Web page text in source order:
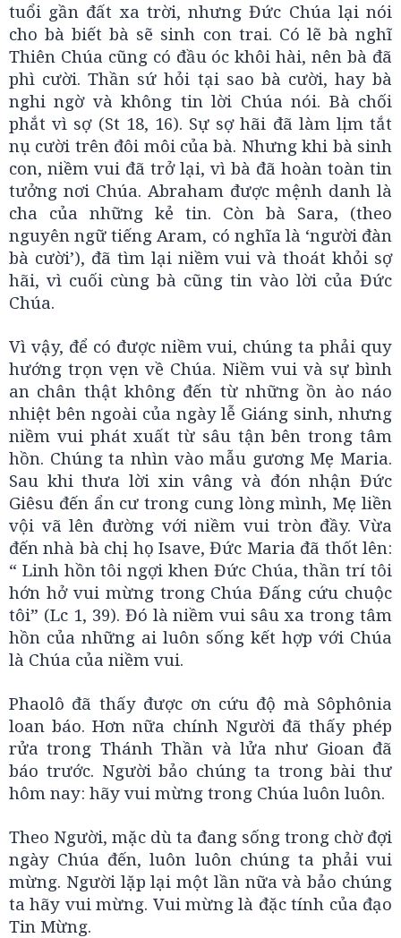
tuổi gần đất xa trời, nhưng Đức Chúa lại nói
cho bà biết bà sẽ sinh con trai. Có lẽ bà nghĩ
Thiên Chúa cũng có đầu óc khôi hài, nên bà đã
phì cười. Thần sứ hỏi tại sao bà cười, hay bà
nghi ngờ và không tin lời Chúa nói. Bà chối
phắt vì sợ (St 18, 16). Sự sợ hãi đã làm lịm tắt
nụ cười trên đôi môi của bà. Nhưng khi bà sinh
con, niềm vui đã trở lại, vì bà đã hoàn toàn tin
tưởng nơi Chúa. Abraham được mệnh danh là
cha của những kẻ tin. Còn bà Sara, (theo
nguyên ngữ tiếng Aram, có nghĩa là ‘người đàn
bà cười’), đã tìm lại niềm vui và thoát khỏi sợ
hãi, vì cuối cùng bà cũng tin vào lời của Đức
Chúa.
Vì vậy, để có được niềm vui, chúng ta phải quy
hướng trọn vẹn về Chúa. Niềm vui và sự bình
an chân thật không đến từ những ồn ào náo
nhiệt bên ngoài của ngày lễ Giáng sinh, nhưng
niềm vui phát xuất từ sâu tận bên trong tâm
hồn. Chúng ta nhìn vào mẫu gương Mẹ Maria.
Sau khi thưa lời xin vâng và đón nhận Đức
Giêsu đến ẩn cư trong cung lòng mình, Mẹ liền
vội vã lên đường với niềm vui tròn đầy. Vừa
đến nhà bà chị họ Isave, Đức Maria đã thốt lên:
“ Linh hồn tôi ngợi khen Đức Chúa, thần trí tôi
hớn hở vui mừng trong Chúa Đấng cứu chuộc
tôi” (Lc 1, 39). Đó là niềm vui sâu xa trong tâm
hồn của những ai luôn sống kết hợp với Chúa
là Chúa của niềm vui.
Phaolô đã thấy được ơn cứu độ mà Sôphônia
loan báo. Hơn nữa chính Người đã thấy phép
rửa trong Thánh Thần và lửa như Gioan đã
báo trước. Người bảo chúng ta trong bài thư
hôm nay: hãy vui mừng trong Chúa luôn luôn.
Theo Người, mặc dù ta đang sống trong chờ đợi
ngày Chúa đến, luôn luôn chúng ta phải vui
mừng. Người lặp lại một lần nữa và bảo chúng
ta hãy vui mừng. Vui mừng là đặc tính của đạo
Tin Mừng.